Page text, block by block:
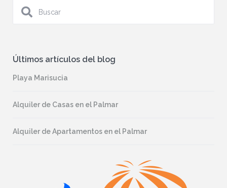
Últimos artículos del blog
Playa Marisucia
Alquiler de Casas en el Palmar
Alquiler de Apartamentos en el Palmar